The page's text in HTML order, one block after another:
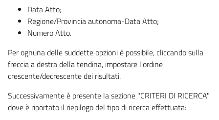
Data Atto;
Regione/Provincia autonoma-Data Atto;
Numero Atto.
Per ognuna delle suddette opzioni è possibile, cliccando sulla
freccia a destra della tendina, impostare l'ordine
crescente/decrescente dei risultati.
Successivamente è presente la sezione "CRITERI DI RICERCA"
dove è riportato il riepilogo del tipo di ricerca effettuata: